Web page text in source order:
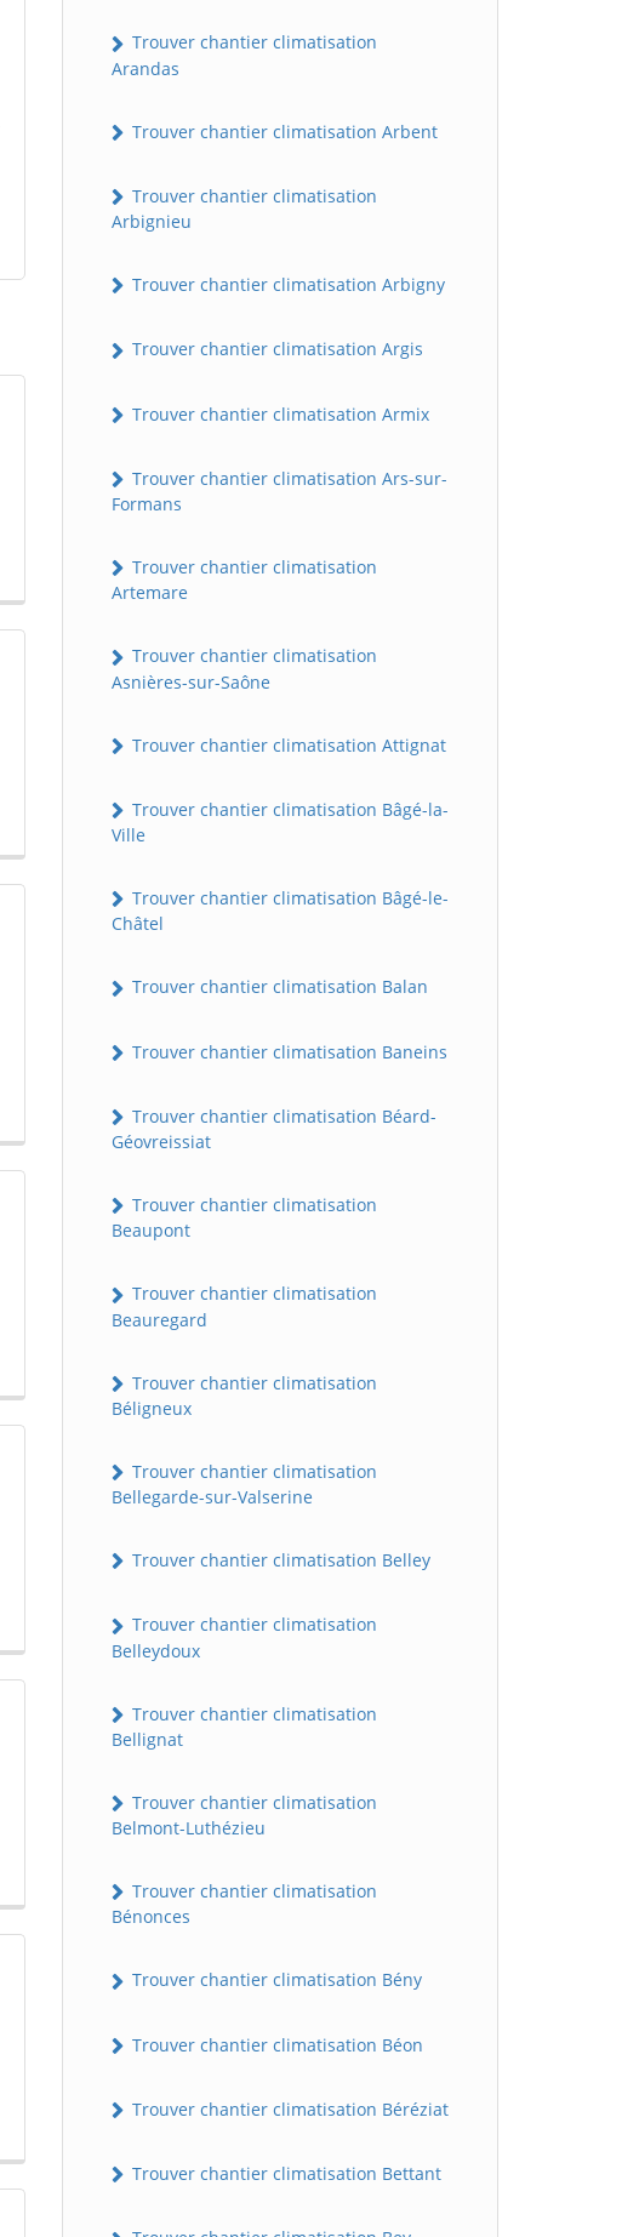
Trouver chantier climatisation
Arandas
Trouver chantier climatisation Arbent
Trouver chantier climatisation
Arbignieu
Trouver chantier climatisation Arbigny
Trouver chantier climatisation Argis
Trouver chantier climatisation Armix
Trouver chantier climatisation Ars-sur-
Formans
Trouver chantier climatisation
Artemare
Trouver chantier climatisation
Asnières-sur-Saône
Trouver chantier climatisation Attignat
Trouver chantier climatisation Bâgé-la-
Ville
Trouver chantier climatisation Bâgé-le-
Châtel
Trouver chantier climatisation Balan
Trouver chantier climatisation Baneins
Trouver chantier climatisation Béard-
Géovreissiat
Trouver chantier climatisation
Beaupont
Trouver chantier climatisation
Beauregard
Trouver chantier climatisation
Béligneux
Trouver chantier climatisation
Bellegarde-sur-Valserine
Trouver chantier climatisation Belley
Trouver chantier climatisation
Belleydoux
Trouver chantier climatisation
Bellignat
Trouver chantier climatisation
Belmont-Luthézieu
Trouver chantier climatisation
Bénonces
Trouver chantier climatisation Bény
Trouver chantier climatisation Béon
Trouver chantier climatisation Béréziat
Trouver chantier climatisation Bettant